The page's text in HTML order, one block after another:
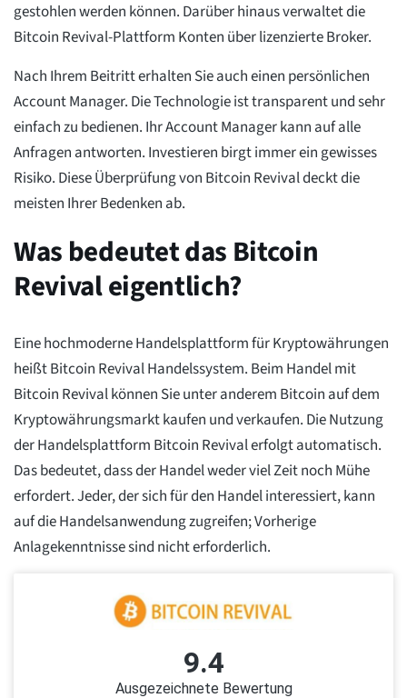
gestohlen werden können. Darüber hinaus verwaltet die
Bitcoin Revival-Plattform Konten über lizenzierte Broker.
Nach Ihrem Beitritt erhalten Sie auch einen persönlichen
Account Manager. Die Technologie ist transparent und sehr
einfach zu bedienen. Ihr Account Manager kann auf alle
Anfragen antworten. Investieren birgt immer ein gewisses
Risiko. Diese Überprüfung von Bitcoin Revival deckt die
meisten Ihrer Bedenken ab.
Was bedeutet das Bitcoin
Revival eigentlich?
Eine hochmoderne Handelsplattform für Kryptowährungen
heißt Bitcoin Revival Handelssystem. Beim Handel mit
Bitcoin Revival können Sie unter anderem Bitcoin auf dem
Kryptowährungsmarkt kaufen und verkaufen. Die Nutzung
der Handelsplattform Bitcoin Revival erfolgt automatisch.
Das bedeutet, dass der Handel weder viel Zeit noch Mühe
erfordert. Jeder, der sich für den Handel interessiert, kann
auf die Handelsanwendung zugreifen; Vorherige
Anlagekenntnisse sind nicht erforderlich.
9.4
Ausgezeichnete Bewertung